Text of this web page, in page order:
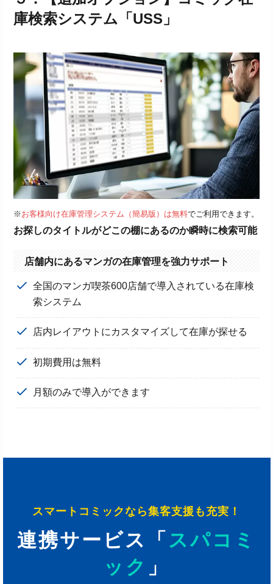
庫検索システム「USS」
※ お客様向け在庫管理システム（簡易版）は無料でご利用できます。
お探しのタイトルがどこの棚にあるのか瞬時に検索可能
店舗内にあるマンガの在庫管理を強力サポート
全国のマンガ喫茶600店舗で導入されている在庫検
索システム
店内レイアウトにカスタマイズして在庫が探せる
初期費用は無料
月額のみで導入ができます
スマートコミックなら集客支援も充実！
連携サービス「 スパコミ
ック 」